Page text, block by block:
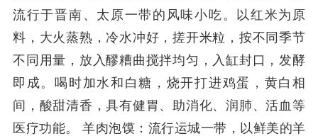
流行于晋南、太原一带的风味小吃。以红米为原
料，大火蒸熟，冷水冲好，搓开米粒，按不同季节
不同用量，放入醪糟曲搅拌均匀，入缸封口，发酵
即成。喝时加水和白糖，烧开打进鸡蛋，黄白相
间，酸甜清香，具有健胃、助消化、润肺、活血等
医疗功能。 羊肉泡馍：流行运城一带，以鲜美的羊